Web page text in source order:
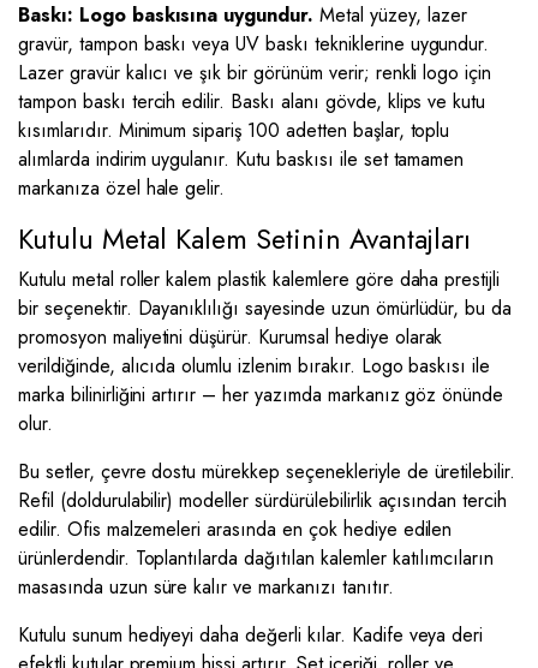
Baskı: Logo baskısına uygundur. Metal yüzey, lazer
gravür, tampon baskı veya UV baskı tekniklerine uygundur.
Lazer gravür kalıcı ve şık bir görünüm verir; renkli logo için
tampon baskı tercih edilir. Baskı alanı gövde, klips ve kutu
kısımlarıdır. Minimum sipariş 100 adetten başlar, toplu
alımlarda indirim uygulanır. Kutu baskısı ile set tamamen
markanıza özel hale gelir.
Kutulu Metal Kalem Setinin Avantajları
Kutulu metal roller kalem plastik kalemlere göre daha prestijli
bir seçenektir. Dayanıklılığı sayesinde uzun ömürlüdür, bu da
promosyon maliyetini düşürür. Kurumsal hediye olarak
verildiğinde, alıcıda olumlu izlenim bırakır. Logo baskısı ile
marka bilinirliğini artırır – her yazımda markanız göz önünde
olur.
Bu setler, çevre dostu mürekkep seçenekleriyle de üretilebilir.
Refil (doldurulabilir) modeller sürdürülebilirlik açısından tercih
edilir. Ofis malzemeleri arasında en çok hediye edilen
ürünlerdendir. Toplantılarda dağıtılan kalemler katılımcıların
masasında uzun süre kalır ve markanızı tanıtır.
Kutulu sunum hediyeyi daha değerli kılar. Kadife veya deri